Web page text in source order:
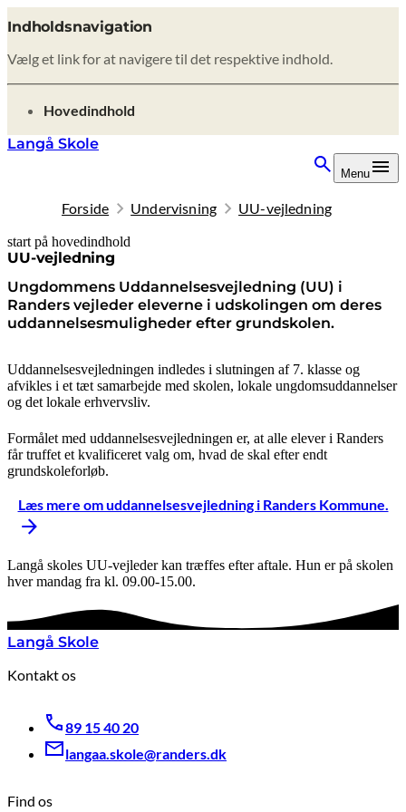
Indholdsnavigation
Vælg et link for at navigere til det respektive indhold.
gå til
Hovedindhold
Langå Skole
Menu
Forside Undervisning UU-vejledning
start på hovedindhold
UU-vejledning
Ungdommens Uddannelsesvejledning (UU) i
Randers vejleder eleverne i udskolingen om deres
uddannelsesmuligheder efter grundskolen.
senest opdateret 9. februar 2026
Uddannelsesvejledningen indledes i slutningen af 7. klasse og
afvikles i et tæt samarbejde med skolen, lokale ungdomsuddannelser
og det lokale erhvervsliv.
Formålet med uddannelsesvejledningen er, at alle elever i Randers
får truffet et kvalificeret valg om, hvad de skal efter endt
grundskoleforløb.
Læs mere om uddannelsesvejledning i Randers Kommune.
Langå skoles UU-vejleder kan træffes efter aftale. Hun er på skolen
hver mandag fra kl. 09.00-15.00.
Langå Skole
Kontakt os
89 15 40 20
langaa.skole@randers.dk
Find os